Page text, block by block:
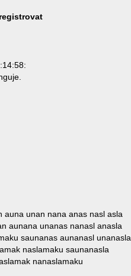
auna unan nana anas nasl asla
aunana unanas nanasl anasla
saunanas aunanasl unanasla
naslamaku saunanasla
nanaslamaku